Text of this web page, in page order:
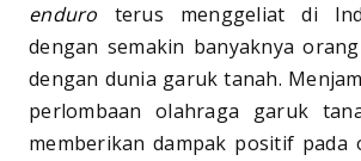
enduro terus menggeliat di
dengan semakin banyaknya
dengan dunia garuk tanah.
perlombaan olahraga garuk
memberikan dampak positif pada